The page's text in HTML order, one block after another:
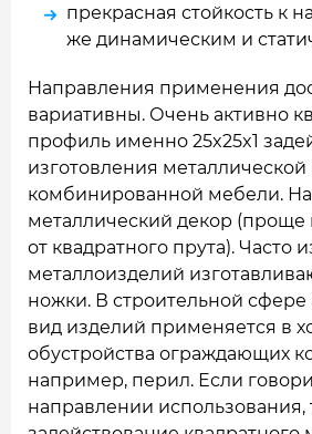
прекрасная стойкость к
же динамическим и
Направления применения
вариативны. Очень активно
профиль именно 25x25x1
изготовления металлической
комбинированной мебели.
металлический декор (проще
от квадратного прута). Часто
металлоизделий
ножки. В строительной сфере
вид изделий применяется в
обустройства ограждающих
например, перил. Если
направлении использования,